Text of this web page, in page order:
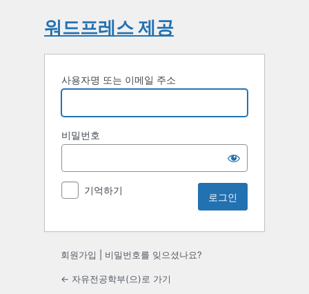
워드프레스 제공
사용자명 또는 이메일 주소
비밀번호
기억하기
회원가입 비밀번호를 잊으셨나요?
← 자유전공학부(으)로 가기